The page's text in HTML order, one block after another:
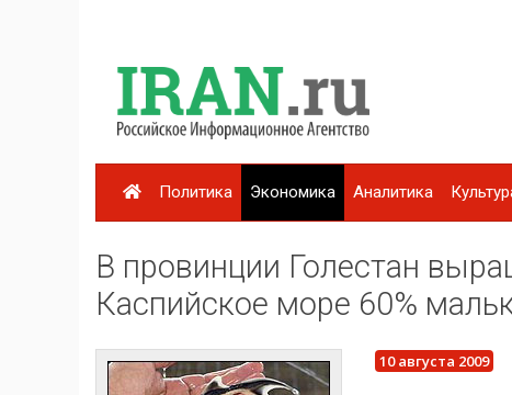
Политика Экономика Аналитика
В провинции Голестан
Каспийское море 60%
10 августа 2009